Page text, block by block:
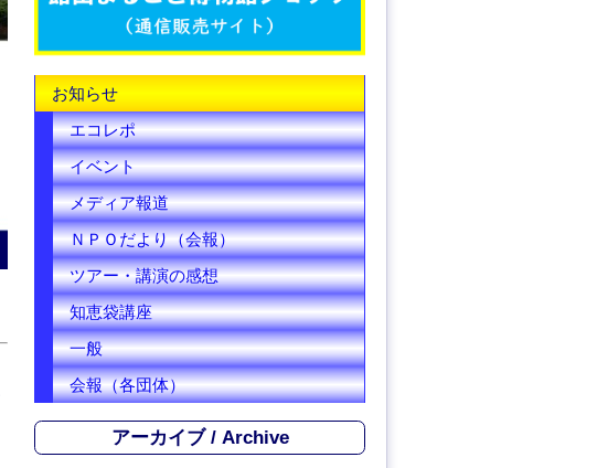
C
a
n
n
e
l
お知らせ
エコレポ
イベント
メディア報道
ＮＰＯだより（会報）
ツアー・講演の感想
知恵袋講座
一般
会報（各団体）
アーカイブ / Archive